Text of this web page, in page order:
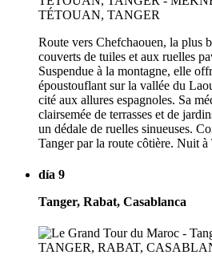
Route vers Chefchaouen, la plus
couverts de tuiles et aux ruelles
Suspendue à la montagne, elle
époustouflant sur la vallée du
cité aux allures espagnoles. Sa
clairsemée de terrasses et de
un dédale de ruelles sinueuses.
Tanger par la route côtière. Nuit à
día 9
Tanger, Rabat, Casablanca